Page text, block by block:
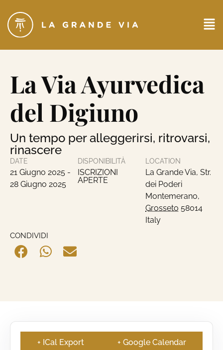
La Via Ayurvedica
del Digiuno
Un tempo per alleggerirsi, ritrovarsi,
rinascere
DATE
21 Giugno 2025 -
28 Giugno 2025
DISPONIBILITÀ
ISCRIZIONI
APERTE
LOCATION
La Grande Via, Str.
dei Poderi
Montemerano,
Grosseto 58014
Italy
CONDIVIDI
+ ICal Export + Google Calendar